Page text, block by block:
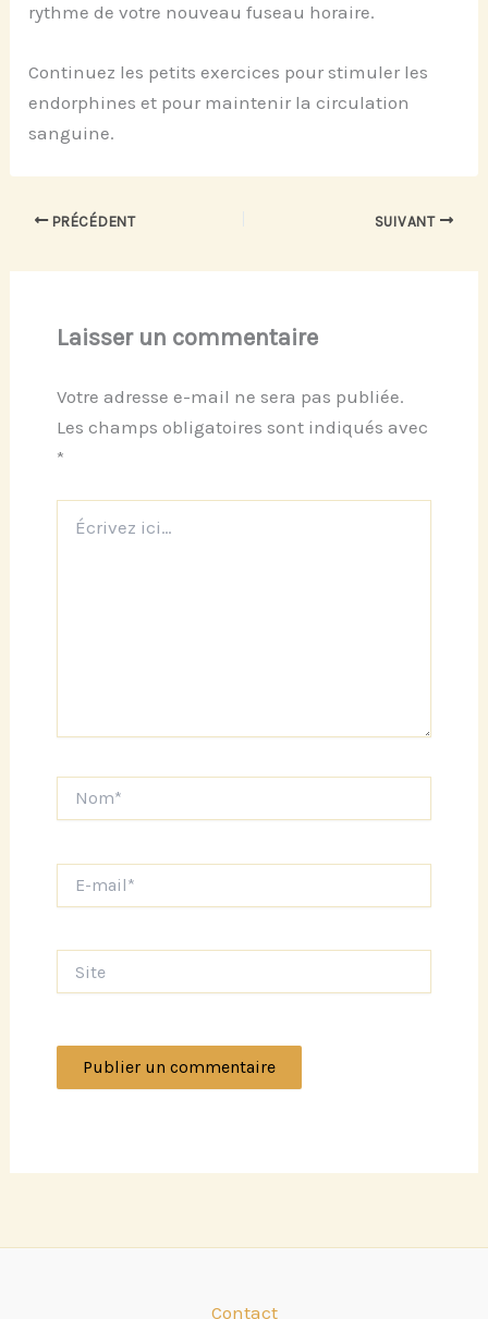
rythme de votre nouveau fuseau horaire.
Continuez les petits exercices pour stimuler les
endorphines et pour maintenir la circulation
sanguine.
PRÉCÉDENT SUIVANT
Laisser un commentaire
Votre adresse e-mail ne sera pas publiée.
Les champs obligatoires sont indiqués avec
*
ici…
mail*
Contact